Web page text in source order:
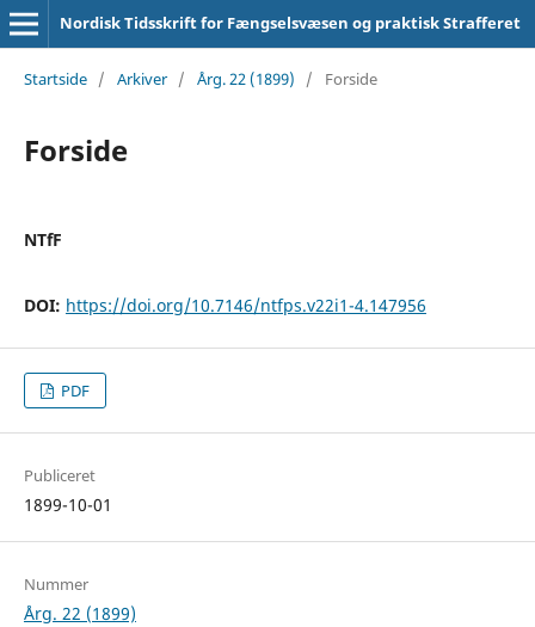
Nordisk Tidsskrift for Fængselsvæsen og praktisk Strafferet
Startside / Arkiver / Årg. 22 (1899) / Forside
Forside
NTfF
DOI: https://doi.org/10.7146/ntfps.v22i1-4.147956
PDF
Publiceret
1899-10-01
Nummer
Årg. 22 (1899)